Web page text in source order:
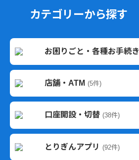
カテゴリーから探す
お困りごと・各種お手続き
店舗・ATM (5件)
口座開設・切替 (38件)
とりぎんアプリ (92件)